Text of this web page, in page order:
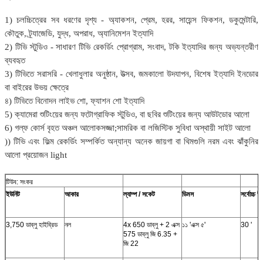
1) চলচ্চিত্রের সব ধরণের দৃশ্য - অ্যাকশন, প্রেম, হরর, সায়েন্স ফিকশন, ডকুমেন্টারি,
কৌতুক, ট্র্যাজেডি, যুদ্ধ, অপরাধ, অ্যানিমেশন ইত্যাদি
2) টিভি স্টুডিও - সাধারণ টিভি রেকর্ডিং প্রোগ্রাম, সংবাদ, টকি ইত্যাদির জন্য অভ্যন্তরীণ
ব্যবহৃত
3) টিভিতে সরাসরি - খেলাধুলার অনুষ্ঠান, উত্সব, জমকালো উদযাপন, বিশেষ ইত্যাদি ইনডোর
বা বাইরের উভয় ক্ষেত্রে
৪) টিভিতে বিনোদন লাইভ শো, ফ্যাশন শো ইত্যাদি
5) ক্যামেরা শুটিংয়ের জন্য ফটোগ্রাফিক স্টুডিও, বা ছবির শুটিংয়ের জন্য আউটডোর আলো
6) গল্ফ কোর্স বৃহত অঞ্চল আলোকসজ্জা;সামরিক বা লজিস্টিক সুবিধা অস্থায়ী সাইট আলো
)) টিভি এবং ফিল্ম রেকর্ডিং সম্পর্কিত অন্যান্য অনেক জায়গা বা থিমগুলি নরম এবং ঝাঁকুনির
আলো প্রয়োজন light
টিউব: সংকর
ইউনিট
আকার ল্যাম্প / সকেট ডিমস সর্বোচ্চ
3,750 ডাব্লু হাইব্রিড নল
4x 650 ডাব্লু + 2 এক্স
575 ডাব্লু জি 6.35 +
জি 22
১১ 'এক্স ৫' 30 '